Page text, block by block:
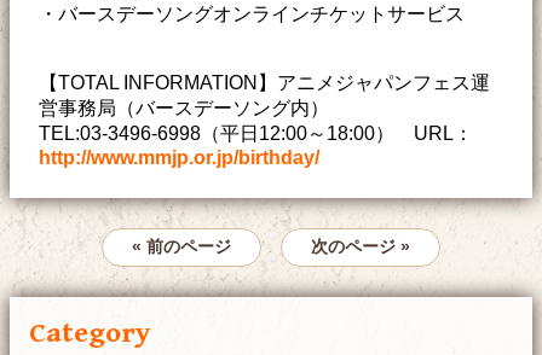
・バースデーソングオンラインチケットサービス
【TOTAL INFORMATION】アニメジャパンフェス運
営事務局（バースデーソング内）
TEL:03-3496-6998（平日12:00～18:00） URL：
http://www.mmjp.or.jp/birthday/
« 前のページ 次のページ »
Category